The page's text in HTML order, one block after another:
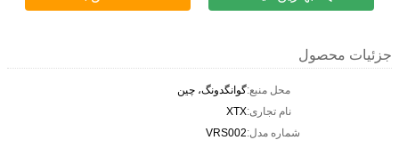
جزئیات محصول
محل منبع:گوانگدونگ، چین
نام تجاری:XTX
شماره مدل:VRS002